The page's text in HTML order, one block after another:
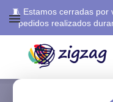
🧵 Estamos cerradas por
pedidos realizados